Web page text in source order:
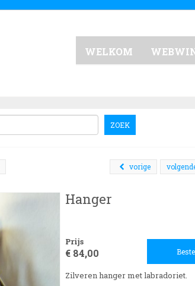
WELKOM
ZOEK
vorige
Hanger
Prijs
€ 84,00
Zilveren hanger met labradoriet.